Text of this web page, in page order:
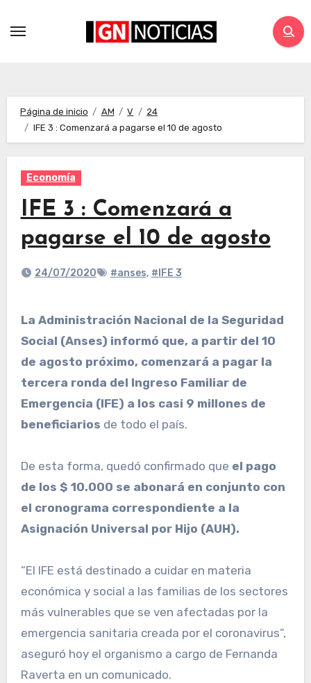
Página de inicio AM V
24
IFE 3 : Comenzará a pagarse el 10 de agosto
Economía
IFE 3 : Comenzará a
pagarse el 10 de agosto
24/07/2020 #anses, #IFE 3
La Administración Nacional de la Seguridad
Social (Anses) informó que, a partir del 10
de agosto próximo, comenzará a pagar la
tercera ronda del Ingreso Familiar de
Emergencia (IFE) a los casi 9 millones de
beneficiarios de todo el país.
De esta forma, quedó confirmado que el pago
de los $ 10.000 se abonará en conjunto con
el cronograma correspondiente a la
Asignación Universal por Hijo (AUH).
“El IFE está destinado a cuidar en materia
económica y social a las familias de los sectores
más vulnerables que se ven afectadas por la
emergencia sanitaria creada por el coronavirus”,
aseguró hoy el organismo a cargo de Fernanda
Raverta en un comunicado.